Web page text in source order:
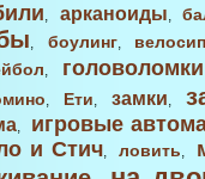
, арканоиды,
, боулинг,
, головоломки
, Ети, замки,
,
игровые
и Стич,ловить,